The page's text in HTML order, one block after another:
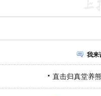
我来
直击归真堂养